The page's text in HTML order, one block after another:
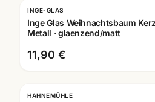
INGE-GLAS
Inge Glas Weihnachtsbaum
Metall · glaenzend/matt
11,90 €
HAHNEMÜHLE